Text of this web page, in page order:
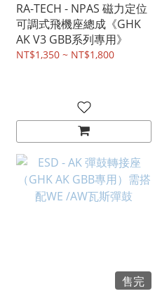
RA-TECH - NPAS 磁力定位
可調式飛機座總成《GHK
AK V3 GBB系列專用》
NT$1,350 ~ NT$1,800
售完